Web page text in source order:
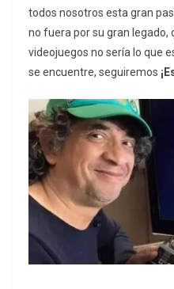
todos nosotros esta gran
no fuera por su gran legado,
videojuegos no sería lo que
se encuentre, seguiremos